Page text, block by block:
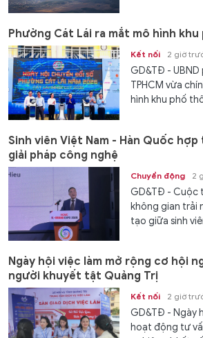
Phường Cát Lái ra mắt mô hình
Kết nối 2 giờ
GD&TĐ -
TPHCM vừa
hình khu phố
Sinh viên Việt Nam - Hàn Quốc
giải pháp công nghệ
Chuyển động 2
GD&TĐ - Cuộc
không gian trải
tạo giữa sinh
Ngày hội việc làm mở rộng cơ hội
người khuyết tật Quảng Trị
Kết nối 2 giờ
GD&TĐ - Ngày
hoạt động tư